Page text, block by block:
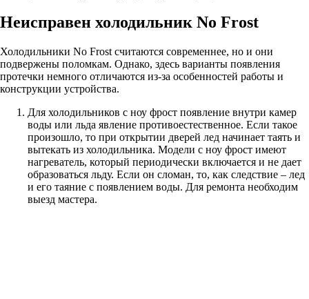
Неисправен холодильник No Frost
Холодильники No Frost считаются современнее, но и они
подвержены поломкам. Однако, здесь варианты появления
протечки немного отличаются из-за особенностей работы и
конструкции устройства.
Для холодильников с ноу фрост появление внутри камер
воды или льда явление противоестественное. Если такое
произошло, то при открытии дверей лед начинает таять и
вытекать из холодильника. Модели с ноу фрост имеют
нагреватель, который периодически включается и не дает
образоваться льду. Если он сломан, то, как следствие – лед
и его таяние с появлением воды. Для ремонта необходим
выезд мастера.